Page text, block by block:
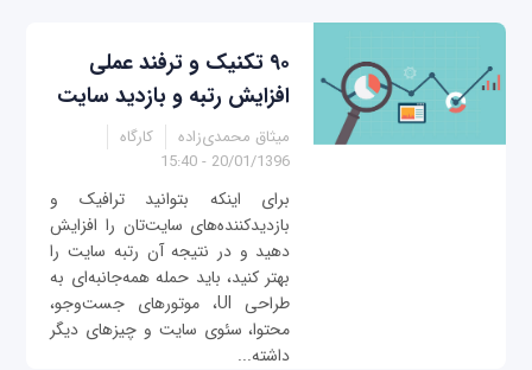
۹۰ تکنیک و ترفند عملی
افزایش رتبه و بازدید سایت
میثاق محمدی‌زاده
کارگاه
20/01/1396 - 15:40
برای اینکه بتوانید ترافیک و
بازدیدکننده‌های سایت‌تان را افزایش
دهید و در نتیجه آن رتبه سایت را
بهتر کنید، باید حمله همه‌جانبه‌ای به
طراحی UI، موتورهای جست‌وجو،
محتوا، سئوی سایت و چیزهای دیگر
داشته...